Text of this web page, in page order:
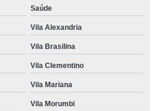
Saúde
Vila Alexandria
Vila Brasilina
Vila Clementino
Vila Mariana
Vila Morumbi